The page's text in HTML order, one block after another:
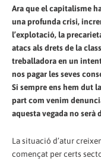
Ara que el capitalisme
una profunda crisi,
l’explotació, la
atacs als drets de la
treballadora en un
nos pagar les seves
Si sempre ens hem dut
part com venim
aquesta vegada no serà
La situació d’atur
començat per certs